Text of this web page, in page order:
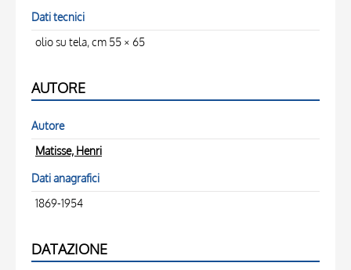
Dati tecnici
olio su tela, cm 55 × 65
AUTORE
Autore
Matisse, Henri
Dati anagrafici
1869-1954
DATAZIONE